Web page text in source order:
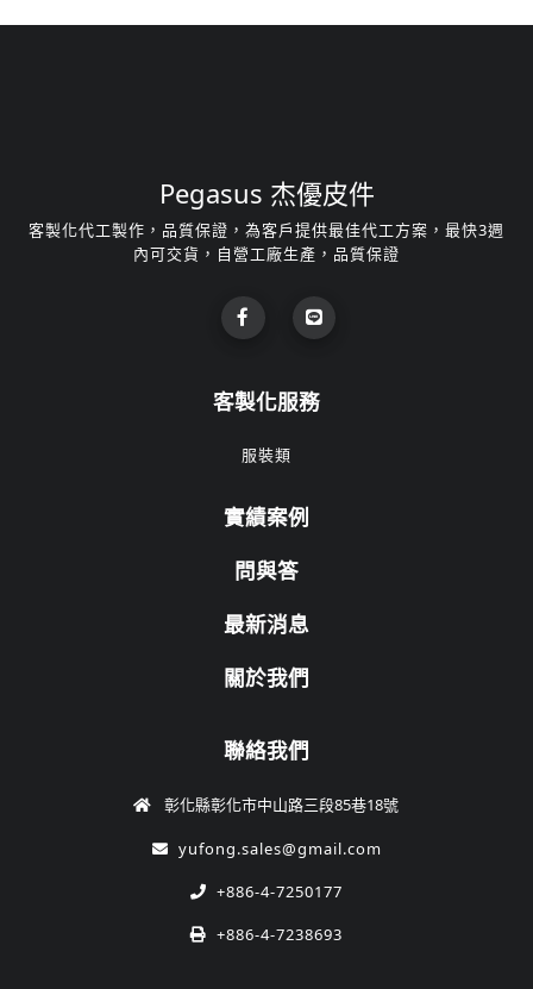
Pegasus 杰優皮件
客製化代工製作，品質保證，為客戶提供最佳代工方案，最快3週
內可交貨，自營工廠生產，品質保證
客製化服務
服裝類
實績案例
問與答
最新消息
關於我們
聯絡我們
彰化縣彰化市中山路三段85巷18號
yufong.sales@gmail.com
+886-4-7250177
+886-4-7238693